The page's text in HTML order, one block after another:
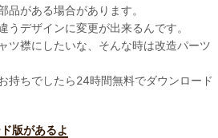
品がある場合があります。
うデザインに変更が出来るんです。
ツ襟にしたいな、そんな時は改造パーツ
持ちでしたら24時間無料でダウンロード
版があるよ